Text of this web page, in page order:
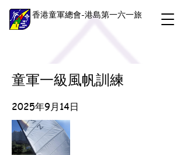
香港童軍總會-港島第一六一旅
童軍一級風帆訓練
2025年9月14日